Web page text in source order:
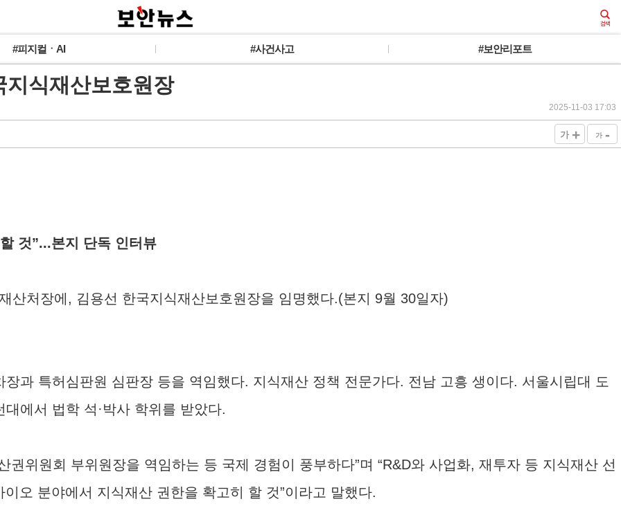
#피지컬ㆍAI #사건사고 #보안리포트
식재산보호원장
2025-11-03 17:03
가 + 가 -
것”...본지 단독 인터뷰
산처장에, 김용선 한국지식재산보호원장을 임명했다.(본지 9월 30일자)
과 특허심판원 심판장 등을 역임했다. 지식재산 정책 전문가다. 전남 고흥 생이다. 서울시립대 도
에서 법학 석·박사 학위를 받았다.
권위원회 부위원장을 역임하는 등 국제 경험이 풍부하다”며 “R&D와 사업화, 재투자 등 지식재산 선
오 분야에서 지식재산 권한을 확고히 할 것”이라고 말했다.